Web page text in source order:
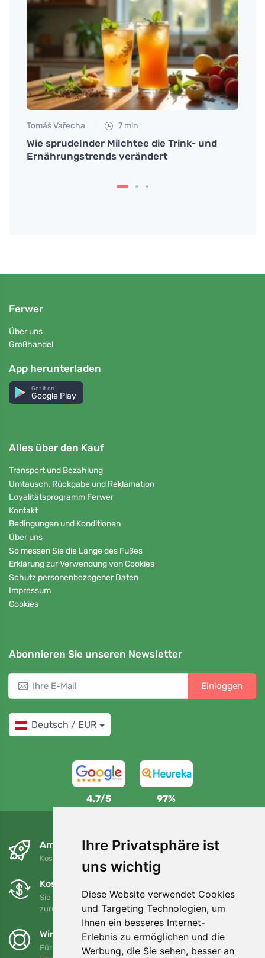
Ihre Privatsphäre ist
uns wichtig
Diese Website verwendet Cookies
und Targeting Technologien, um
Ihnen ein besseres Internet-
Erlebnis zu ermöglichen und die
Werbung, die Sie sehen, besser an
Tomáš Vařecha 7 min
Wie sprudelnder Milchtee die Trink- und
Ernährungstrends verändert
Ferwer
Über uns
Großhandel
App herunterladen
Get it on
Google Play
Alles über den Kauf
Transport und Bezahlung
Umtausch, Rückgabe und Reklamation
Loyalitätsprogramm Ferwer
Kontakt
Bedingungen und Konditionen
Über uns
So messen Sie die Länge des Fußes
Erklärung zur Verwendung von Cookies
Schutz personenbezogener Daten
Impressum
Cookies
Abonnieren Sie unseren Newsletter
Einloggen
Deutsch / EUR
4,7/5 97%
Am nächsten Tag und kostenlos
Kostenloser Versand für Bestellungen über 80 EUR
Kostenloser Umtausch und Rückgabe
Sie können Ihre Bestellung jederzeit innerhalb von 90 Tagen
zurückgeben oder umtauschen.
Wir unterstützen Trees.org
Für jede Bestellung pflanzen wir einen Baum! Mehr lesen